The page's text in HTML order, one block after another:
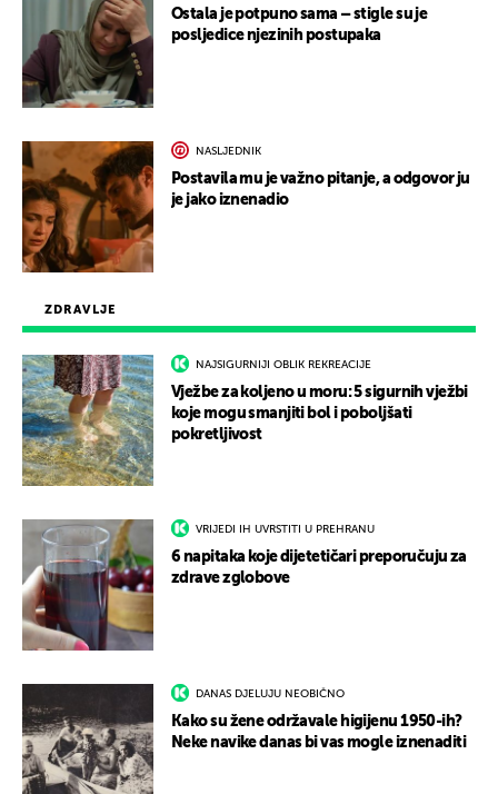
ZDRAVLJE
NAJSIGURNIJI OBLIK REKREACIJE
Vježbe za koljeno u moru: 5 sigurnih vježbi
koje mogu smanjiti bol i poboljšati
pokretljivost
VRIJEDI IH UVRSTITI U PREHRANU
6 napitaka koje dijetetičari preporučuju za
zdrave zglobove
DANAS DJELUJU NEOBIČNO
Kako su žene održavale higijenu 1950-ih?
Neke navike danas bi vas mogle iznenaditi
Ostala je potpuno sama – stigle su je
posljedice njezinih postupaka
NASLJEDNIK
Postavila mu je važno pitanje, a odgovor ju
je jako iznenadio